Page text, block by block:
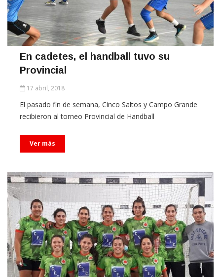
En cadetes, el handball tuvo su
Provincial
17 abril, 2018
El pasado fin de semana, Cinco Saltos y Campo Grande
recibieron al torneo Provincial de Handball
Ver más